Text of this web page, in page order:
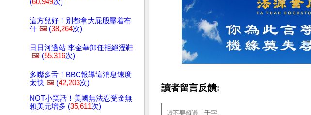
(60,949次)
這方兒好！別都拿大屁股壓着布
什 🖼️ (38,264次)
日日河邊站 李金華卸任拒絕溼鞋
🖼️ (55,316次)
多嘴多舌！BBC報導這消息速度
太快 🖼️ (42,203次)
NOT小笑話！美國無法忍受金無
賴美元增多 (35,611次)
讀者留言反饋: